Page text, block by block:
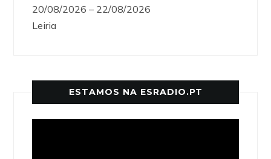
20/08/2026 – 22/08/2026
Leiria
ESTAMOS NA ESRADIO.PT